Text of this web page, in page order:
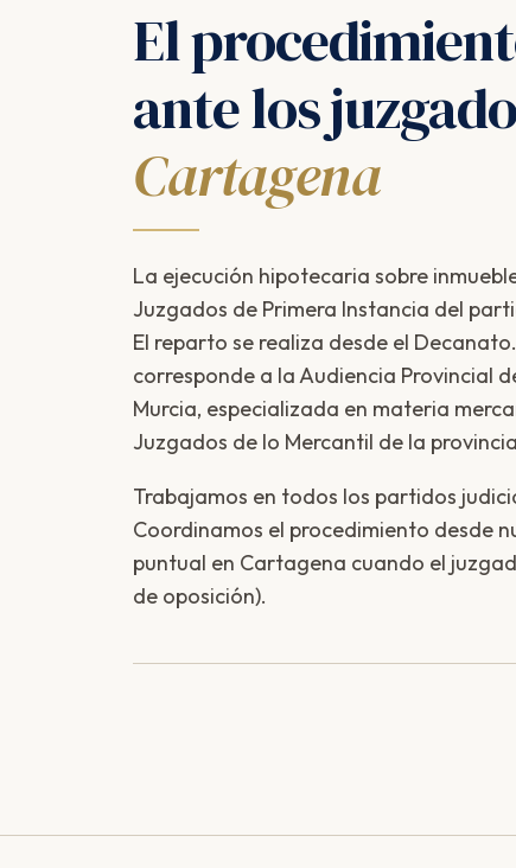
El
ante los
Cartagena
La ejecución hipotecaria sobre
Juzgados de Primera Instancia del
El reparto se realiza desde el
corresponde a la Audiencia Provincial
Murcia, especializada en materia
Juzgados de lo Mercantil de la
Trabajamos en todos los partidos
Coordinamos el procedimiento desde
puntual en Cartagena cuando el
de oposición).